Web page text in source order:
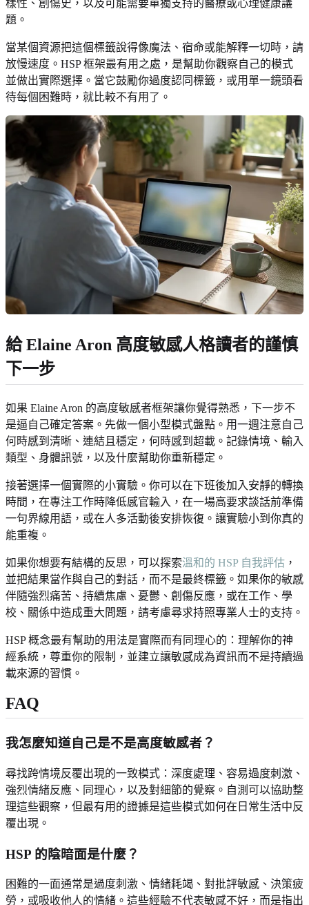
樣性、創傷史，以及可能需要單獨支持的醫療或心理健康議
題。
當某個資源把這個標籤說得像魔法、宿命或能解釋一切時，請
放慢速度。HSP 框架最有用之處，是幫助你觀察自己的模式
並做出實際選擇。當它鼓勵你過度認同標籤，或用單一鏡頭看
待每個困難時，就比較不有用了。
給 Elaine Aron 高度敏感人格讀者的謹慎
下一步
如果 Elaine Aron 的高度敏感者框架讓你覺得熟悉，下一步不
是逼自己確定答案。先做一個小型模式盤點。用一週注意自己
何時感到清晰、連結且穩定，何時感到超載。記錄情境、輸入
類型、身體訊號，以及什麼幫助你重新穩定。
接著選擇一個實際的小實驗。你可以在下班後加入安靜的轉換
時間，在專注工作時降低感官輸入，在一場高要求談話前準備
一句界線用語，或在人多活動後安排恢復。讓實驗小到你真的
能重複。
如果你想要有結構的反思，可以探索溫和的 HSP 自我評估 ，
並把結果當作與自己的對話，而不是最終標籤。如果你的敏感
伴隨強烈痛苦、持續焦慮、憂鬱、創傷反應，或在工作、學
校、關係中造成重大問題，請考慮尋求持照專業人士的支持。
HSP 概念最有幫助的用法是實際而有同理心的：理解你的神
經系統，尊重你的限制，並建立讓敏感成為資訊而不是持續過
載來源的習慣。
FAQ
我怎麼知道自己是不是高度敏感者？
尋找跨情境反覆出現的一致模式：深度處理、容易過度刺激、
強烈情緒反應、同理心，以及對細節的覺察。自測可以協助整
理這些觀察，但最有用的證據是這些模式如何在日常生活中反
覆出現。
HSP 的陰暗面是什麼？
困難的一面通常是過度刺激、情緒耗竭、對批評敏感、決策疲
勞，或吸收他人的情緒。這些經驗不代表敏感不好，而是指出